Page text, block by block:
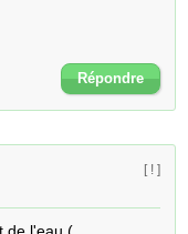
Répondre
[ ! ]